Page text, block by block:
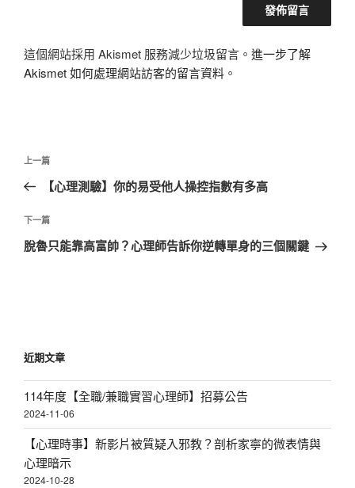
這個網站採用 Akismet 服務減少垃圾留言。 進一步了解
Akismet 如何處理網站訪客的留言資料 。
文
導
覽
上
一
文
章
上一篇
【心理測驗】你的易受他人操控指數有多高
下
一
下一篇
脫魯只能靠高富帥？心理師告訴你逆轉單身的三個關鍵
近期文章
114年度【全職/兼職實習心理師】招募公告
2024-11-06
【心理時事】新影片被質疑入邪教？剖析家寧的微表情與
心理暗示
2024-10-28